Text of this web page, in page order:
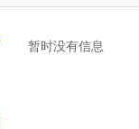
暂时没有信息